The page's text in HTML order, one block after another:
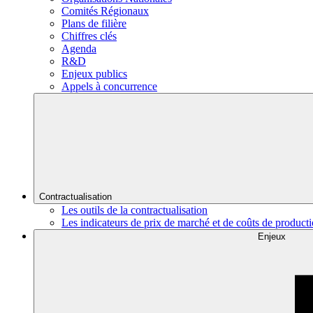
Comités Régionaux
Plans de filière
Chiffres clés
Agenda
R&D
Enjeux publics
Appels à concurrence
Contractualisation
Les outils de la contractualisation
Les indicateurs de prix de marché et de coûts de
Enjeux